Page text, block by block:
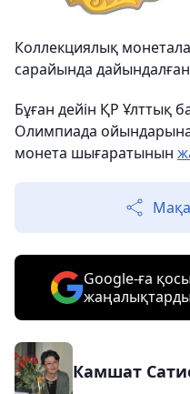
Коллекциялық
сарайында
Бұған дейін ҚР Ұлттық
Олимпиада
монета шығаратынын
Google-ға
Камшат